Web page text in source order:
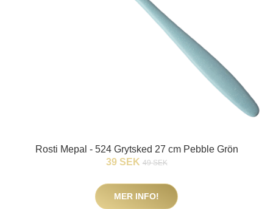
Rosti Mepal - 524 Grytsked 27 cm Pebble Grön
39 SEK 49 SEK
MER INFO!